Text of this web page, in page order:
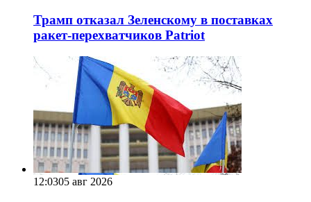
Трамп отказал Зеленскому в поставках
ракет-перехватчиков Patriot
12:0305 авг 2026